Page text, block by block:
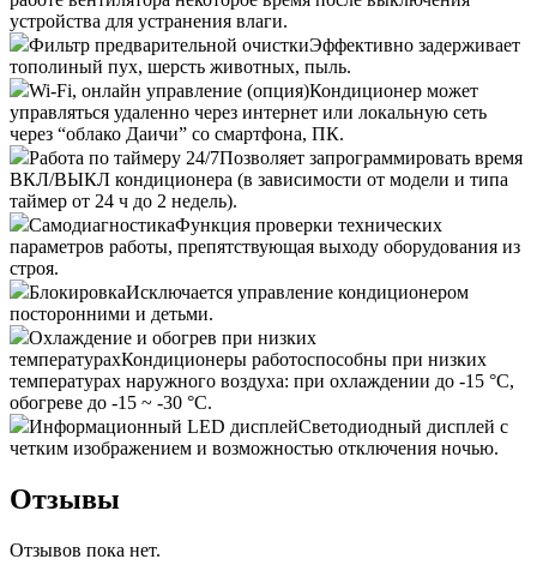
устройства для устранения влаги.
Фильтр предварительной очисткиЭффективно задерживает
тополиный пух, шерсть животных, пыль.
Wi-Fi, онлайн управление (опция)Кондиционер может
управляться удаленно через интернет или локальную сеть
через “облако Даичи” со смартфона, ПК.
Работа по таймеру 24/7Позволяет запрограммировать время
ВКЛ/ВЫКЛ кондиционера (в зависимости от модели и типа
таймер от 24 ч до 2 недель).
СамодиагностикаФункция проверки технических
параметров работы, препятствующая выходу оборудования из
строя.
БлокировкаИсключается управление кондиционером
посторонними и детьми.
Охлаждение и обогрев при низких
температурахКондиционеры работоспособны при низких
температурах наружного воздуха: при охлаждении до -15 °С,
обогреве до -15 ~ -30 °С.
Информационный LED дисплейСветодиодный дисплей c
четким изображением и возможностью отключения ночью.
Отзывы
Отзывов пока нет.